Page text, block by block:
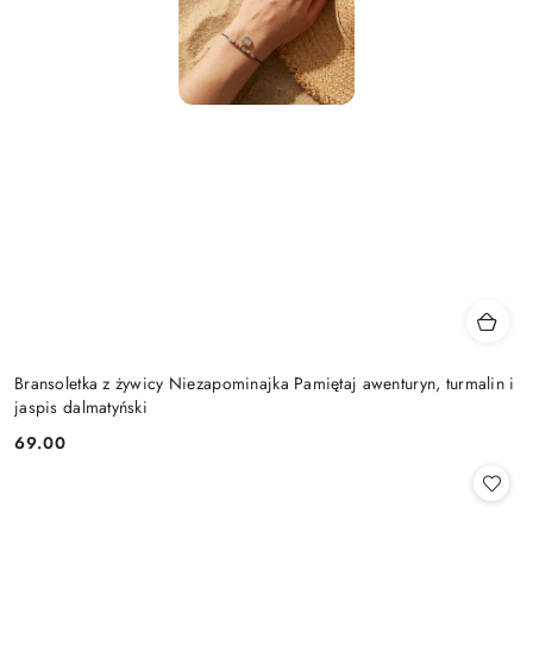
Bransoletka z żywicy Niezapominajka Pamiętaj awenturyn, turmalin i
jaspis dalmatyński
Cena:
69.00